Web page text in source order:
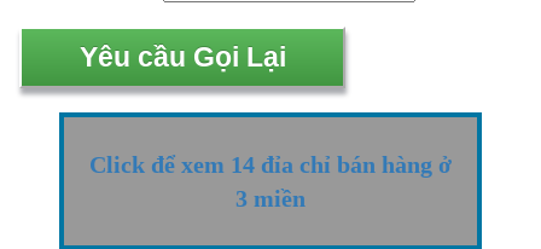
Click để xem 14 đỉa chỉ bán hàng ở
3 miền